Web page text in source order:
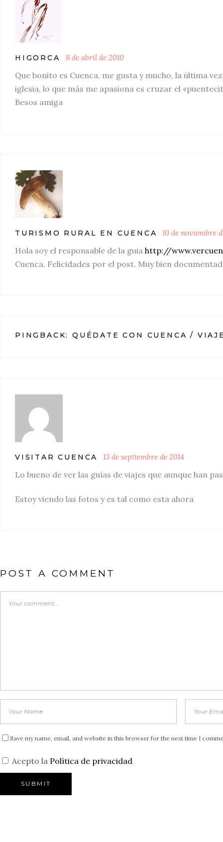
HIGORCA 8 de abril de 2010
Que bonito es Cuenca, me gusta y mucho, la última
iglesia, lo que más me apasiona es cruzar el
Besos amiga
TURISMO RURAL EN CUENCA 10 de noviembre
Hola soy el responsable de la guia http://
Cuenca. Felicidades por el post. Muy bien
PINGBACK:QUÉDATE CON CUENCA /
VISITAR CUENCA 13 de septiembre de 2014
Lo bueno de ver las guías de viajes que aunque han
Estoy viendo las fotos y es tal como esta ahora
POST A COMMENT
Save my name, email, and website in this browser for the next time I
Acepto la Política de privacidad